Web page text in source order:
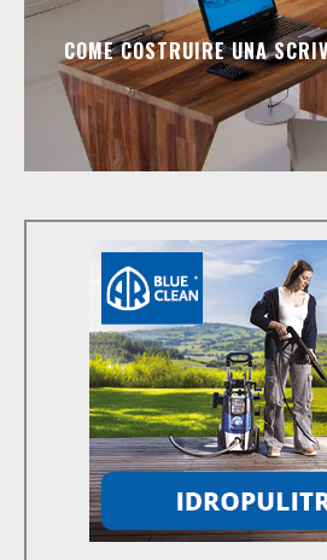
COME COSTRUIRE UNA